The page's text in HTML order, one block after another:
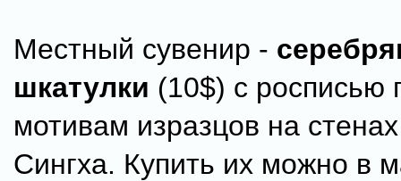
Местный сувенир -
шкатулки (10$) с росписью
мотивам изразцов на
Сингха. Купить их можно в